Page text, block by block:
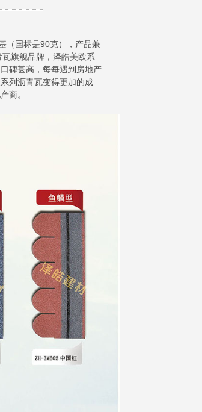
（国标是90克），产品兼
旗舰品牌，泽皓美欧系
碑甚高，每每遇到房地产
列沥青瓦变得更加的成
商。